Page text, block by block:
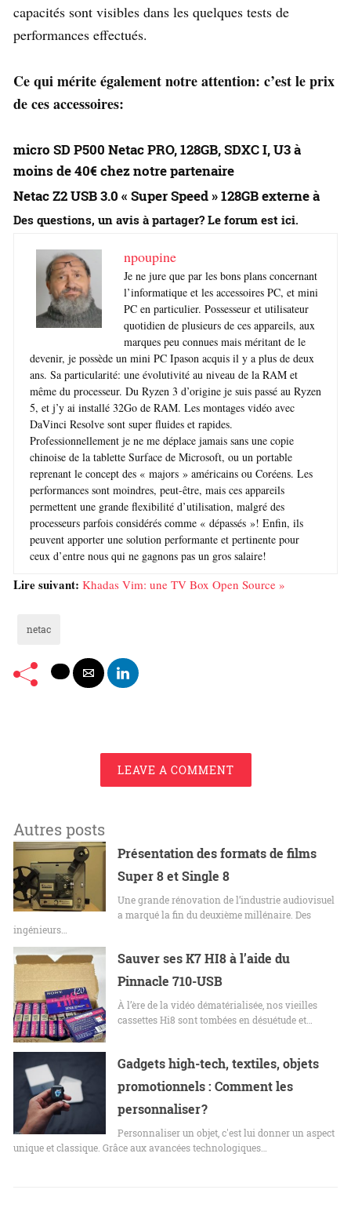
capacités sont visibles dans les quelques tests de
performances effectués.
Ce qui mérite également notre attention: c’est le prix
de ces accessoires:
micro SD P500 Netac PRO, 128GB, SDXC I, U3 à
moins de 40€ chez notre partenaire
Netac Z2 USB 3.0 « Super Speed »128GBexterne à
Des questions, un avis à partager? Le forum est ici.
npoupine
Je ne jure que par les bons plans concernant
l’informatique et les accessoires PC, et mini
PC en particulier. Possesseur et utilisateur
quotidien de plusieurs de ces appareils, aux
marques peu connues mais méritant de le
devenir, je possède un mini PC Ipason acquis il y a plus de deux
ans. Sa particularité: une évolutivité au niveau de la RAM et
même du processeur. Du Ryzen 3 d’origine je suis passé au Ryzen
5, et j’y ai installé 32Go de RAM. Les montages vidéo avec
DaVinci Resolve sont super fluides et rapides.
Professionnellement je ne me déplace jamais sans une copie
chinoise de la tablette Surface de Microsoft, ou un portable
reprenant le concept des « majors » américains ou Coréens. Les
performances sont moindres, peut-être, mais ces appareils
permettent une grande flexibilité d’utilisation, malgré des
processeurs parfois considérés comme « dépassés »! Enfin, ils
peuvent apporter une solution performante et pertinente pour
ceux d’entre nous qui ne gagnons pas un gros salaire!
Lire suivant: Khadas Vim: une TV Box Open Source »
netac
LEAVE A COMMENT
Autres posts
Présentation des formats de films
Super 8 et Single 8
Une grande rénovation de l’industrie audiovisuel
a marqué la fin du deuxième millénaire. Des
ingénieurs…
Sauver ses K7 HI8 à l’aide du
Pinnacle 710-USB
À l’ère de la vidéo dématérialisée, nos vieilles
cassettes Hi8 sont tombées en désuétude et…
Gadgets high-tech, textiles, objets
promotionnels : Comment les
personnaliser ?
Personnaliser un objet, c'est lui donner un aspect
unique et classique. Grâce aux avancées technologiques…